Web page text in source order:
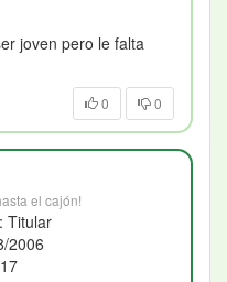
joven pero le falta
0 0
el cajón!
: Titular
2006